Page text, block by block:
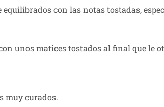
con las notas tostadas,
unos matices tostados al final que le
muy curados.